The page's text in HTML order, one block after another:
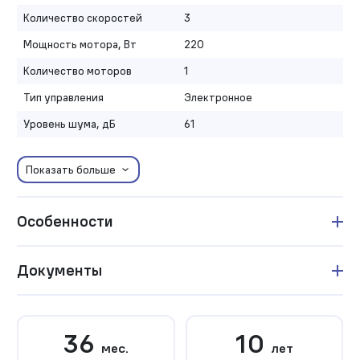
Количество скоростей
3
Мощность мотора, Вт
220
Количество моторов
1
Тип управления
Электронное
Уровень шума, дБ
61
Показать больше
Особенности
Документы
36 мес. 10 лет